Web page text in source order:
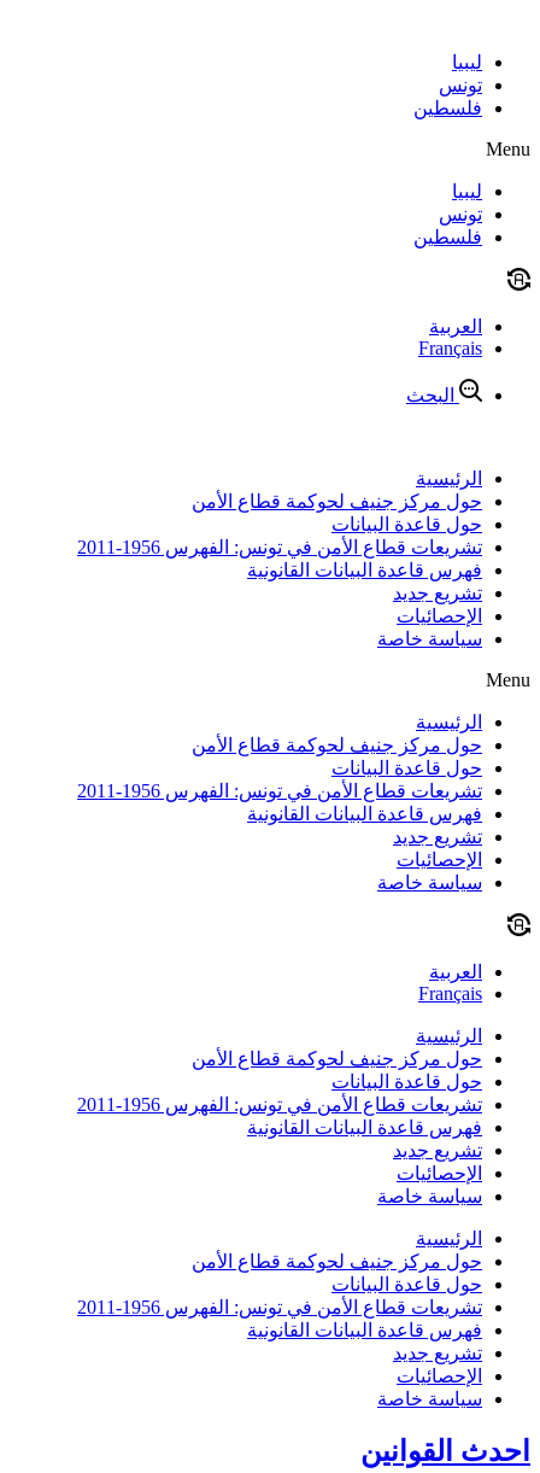
contentليبيا
تونس
فلسطين
Menu
ليبيا
تونس
فلسطين
العربية
Français
البحث
الرئيسية
حول مركز جنيف لحوكمة قطاع الأمن
حول قاعدة البيانات
تشريعات قطاع الأمن في تونس: الفهرس 1956-2011
فهرس قاعدة البيانات القانونية
تشريع جديد
الإحصائيات
سياسة خاصة
Menu
الرئيسية
حول مركز جنيف لحوكمة قطاع الأمن
حول قاعدة البيانات
تشريعات قطاع الأمن في تونس: الفهرس 1956-2011
فهرس قاعدة البيانات القانونية
تشريع جديد
الإحصائيات
سياسة خاصة
العربية
Français
الرئيسية
حول مركز جنيف لحوكمة قطاع الأمن
حول قاعدة البيانات
تشريعات قطاع الأمن في تونس: الفهرس 1956-2011
فهرس قاعدة البيانات القانونية
تشريع جديد
الإحصائيات
سياسة خاصة
الرئيسية
حول مركز جنيف لحوكمة قطاع الأمن
حول قاعدة البيانات
تشريعات قطاع الأمن في تونس: الفهرس 1956-2011
فهرس قاعدة البيانات القانونية
تشريع جديد
الإحصائيات
سياسة خاصة
احدث القوانين